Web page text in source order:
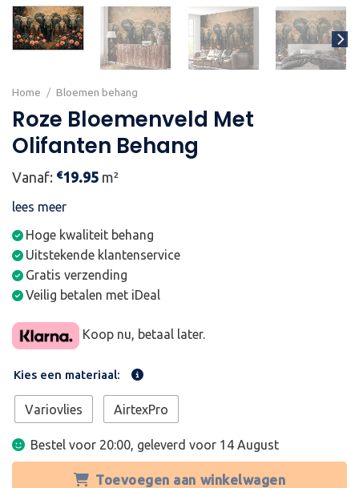
Home / Bloemen behang
Roze Bloemenveld Met
Olifanten Behang
Vanaf: €19.95 m²
lees meer
Hoge kwaliteit behang
Uitstekende klantenservice
Gratis verzending
Veilig betalen met iDeal
Koop nu, betaal later.
Kies een materiaal:
Variovlies AirtexPro
Bestel voor 20:00, geleverd voor 14 August
Toevoegen aan winkelwagen